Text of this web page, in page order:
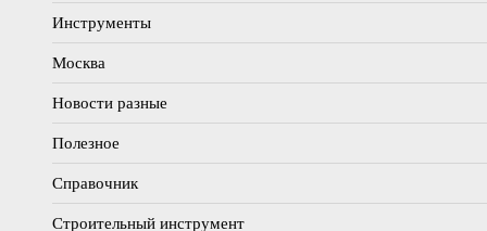
Инструменты
Москва
Новости разные
Полезное
Справочник
Строительный инструмент